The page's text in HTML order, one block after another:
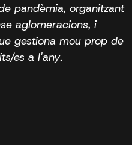
pandèmia, organitzant
aglomeracions, i
gestiona mou prop de
es a l'any.